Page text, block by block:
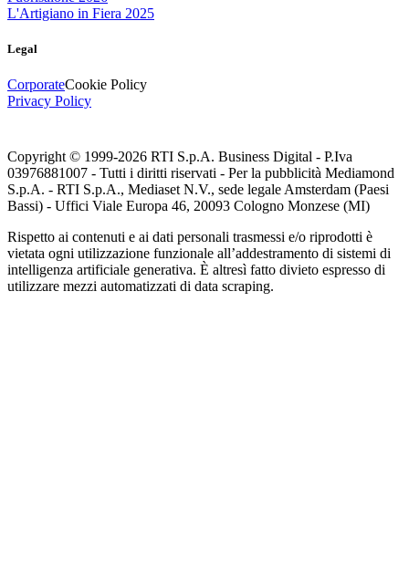
L'Artigiano in Fiera 2025
Legal
CorporateCookie Policy
Privacy Policy
Copyright © 1999-2026 RTI S.p.A. Business Digital - P.Iva
03976881007 - Tutti i diritti riservati - Per la pubblicità Mediamond
S.p.A. - RTI S.p.A., Mediaset N.V., sede legale Amsterdam (Paesi
Bassi) - Uffici Viale Europa 46, 20093 Cologno Monzese (MI)
Rispetto ai contenuti e ai dati personali trasmessi e/o riprodotti è
vietata ogni utilizzazione funzionale all’addestramento di sistemi di
intelligenza artificiale generativa. È altresì fatto divieto espresso di
utilizzare mezzi automatizzati di data scraping.